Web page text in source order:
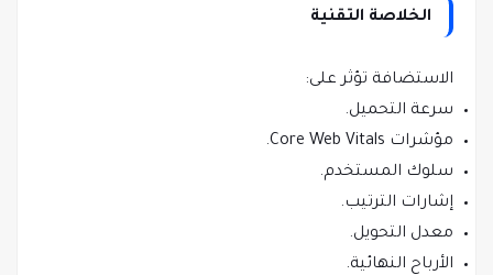
الخلاصة التقنية
الاستضافة تؤثر على:
سرعة التحميل.
مؤشرات Core Web Vitals.
سلوك المستخدم.
إشارات الترتيب.
معدل التحويل.
الأرباح النهائية.